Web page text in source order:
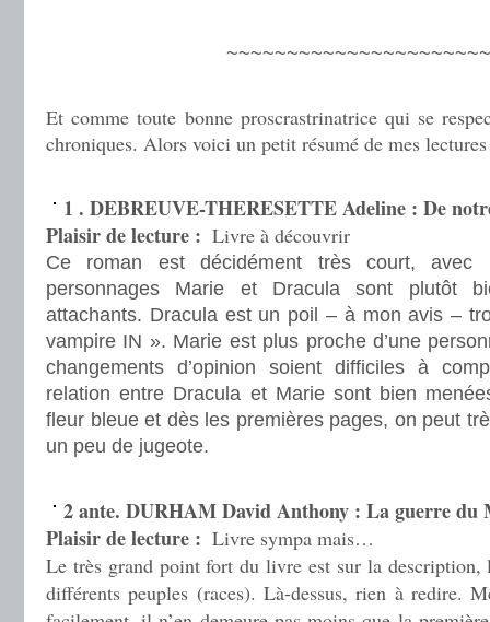
Et comme toute bonne proscrastrinatrice qui se
chroniques. Alors voici un petit résumé de mes
1 . DEBREUVE-THERESETTE Adeline : De
Plaisir de lecture : Livre à découvrir
Ce roman est décidément très court, avec
personnages Marie et Dracula sont plutôt
attachants. Dracula est un poil – à mon avis –
vampire IN ». Marie est plus proche d’une
changements d’opinion soient difficiles à
relation entre Dracula et Marie sont bien
fleur bleue et dès les premières pages, on peut
un peu de jugeote.
2 ante. DURHAM David Anthony : La guerre du
Plaisir de lecture : Livre sympa mais…
Le très grand point fort du livre est sur la description,
différents peuples (races). Là-dessus, rien à redire.